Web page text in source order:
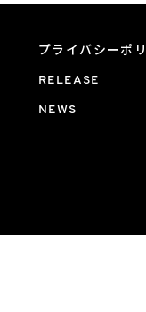
プライバシーポ
RELEASE
NEWS